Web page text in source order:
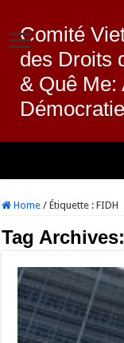
Comité
des Droits
& Quê Me:
Home / Étiquette :FIDH
Tag Archives: